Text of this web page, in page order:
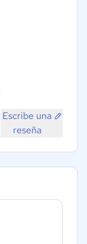
Escribe una
reseña